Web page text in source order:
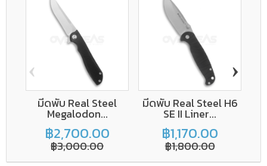
มีดพับ Real Steel
Megalodon...
฿2,700.00
฿3,000.00
มีดพับ Real Steel H6
SE II Liner...
฿1,170.00
฿1,800.00
‹ ›